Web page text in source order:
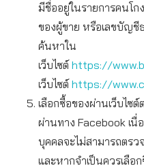
มีชื่ออยู่ในรายการคนโ
ของผู้ขาย หรือเลขบัญชี
ค้นหาใน
เว็บไซต์ https://
เว็บไซต์ https://
เลือกซื้อของผ่านเว็บไซ
ผ่านทาง Facebook เนื่
บุคคลจะไม่สามารถตรว
และหากจำเป็นควรเลื